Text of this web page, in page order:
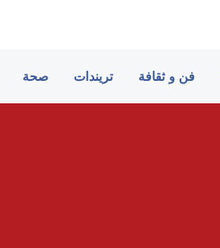
فن و ثقافة تريندات صحة